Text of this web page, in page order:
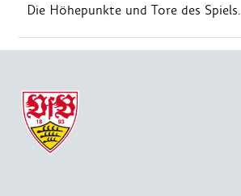
Die Höhepunkte und Tore des Spiels.